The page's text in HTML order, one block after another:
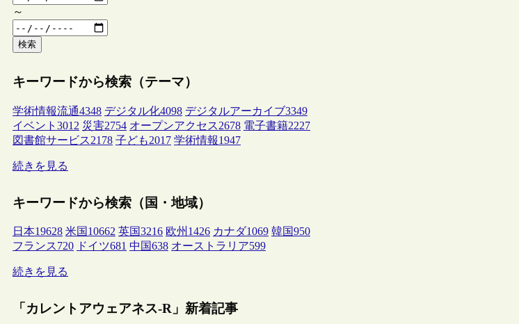
～
検索
キーワードから検索（テーマ）
学術情報流通4348 デジタル化4098 デジタルアーカイブ3349
イベント 3012 災害2754 オープンアクセス2678 電子書籍2227
図書館サービス2178 子ども2017 学術情報1947
続きを見る
キーワードから検索（国・地域）
日本19628 米国 10662 英国3216 欧州 1426 カナダ1069 韓国950
フランス720 ドイツ681 中国638 オーストラリア599
続きを見る
「カレントアウェアネス-R」新着記事